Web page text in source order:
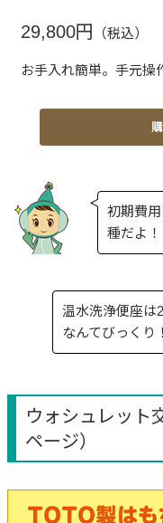
29,800円 （税込）
お手入れ簡単。手元操
初期費
種だよ！
温水洗浄便座は
なんてびっくり！
ウォシュレット
ページ）